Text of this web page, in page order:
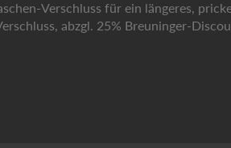
Verschluss für ein längeres,
abzgl. 25% Breuninger-